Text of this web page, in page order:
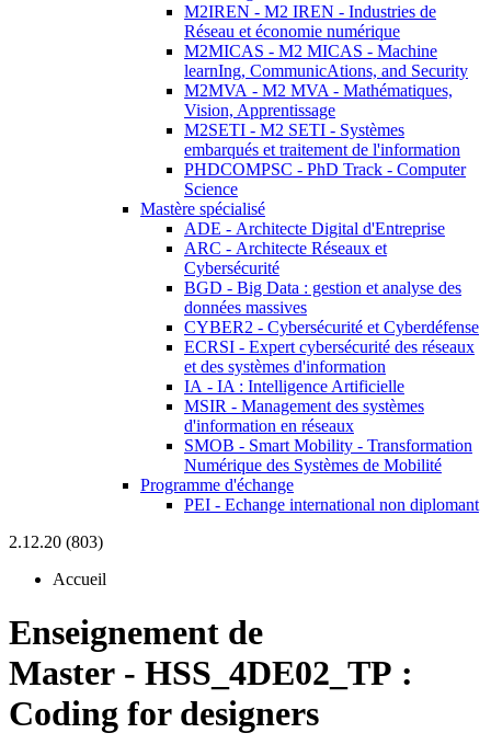
M2IREN - M2 IREN - Industries de
Réseau et économie numérique
M2MICAS - M2 MICAS - Machine
learnIng, CommunicAtions, and Security
M2MVA - M2 MVA - Mathématiques,
Vision, Apprentissage
M2SETI - M2 SETI - Systèmes
embarqués et traitement de l'information
PHDCOMPSC - PhD Track - Computer
Science
Mastère spécialisé
ADE - Architecte Digital d'Entreprise
ARC - Architecte Réseaux et
Cybersécurité
BGD - Big Data : gestion et analyse des
données massives
CYBER2 - Cybersécurité et Cyberdéfense
ECRSI - Expert cybersécurité des réseaux
et des systèmes d'information
IA - IA : Intelligence Artificielle
MSIR - Management des systèmes
d'information en réseaux
SMOB - Smart Mobility - Transformation
Numérique des Systèmes de Mobilité
Programme d'échange
PEI - Echange international non diplomant
2.12.20 (803)
Accueil
Enseignement de
Master - HSS_4DE02_TP :
Coding for designers